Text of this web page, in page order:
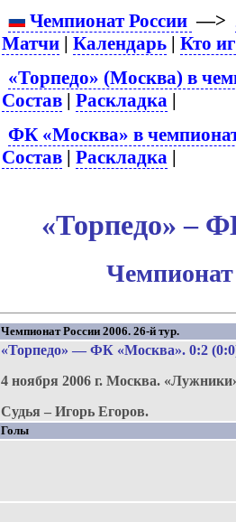
Чемпионат России —>
Матчи |Календарь |Кто
«Торпедо» (Москва) в
Состав |Раскладка |
ФК «Москва» в
Состав |Раскладка |
«Торпедо» –
Чемпионат
Чемпионат России 2006. 26-й тур.
«Торпедо» — ФК «Москва». 0:2
4 ноября 2006 г. Москва.
Судья – Игорь Егоров.
Голы